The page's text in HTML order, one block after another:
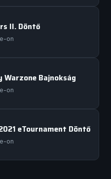
II. Döntő
on
Warzone Bajnokság
on
eTournament Döntő
on